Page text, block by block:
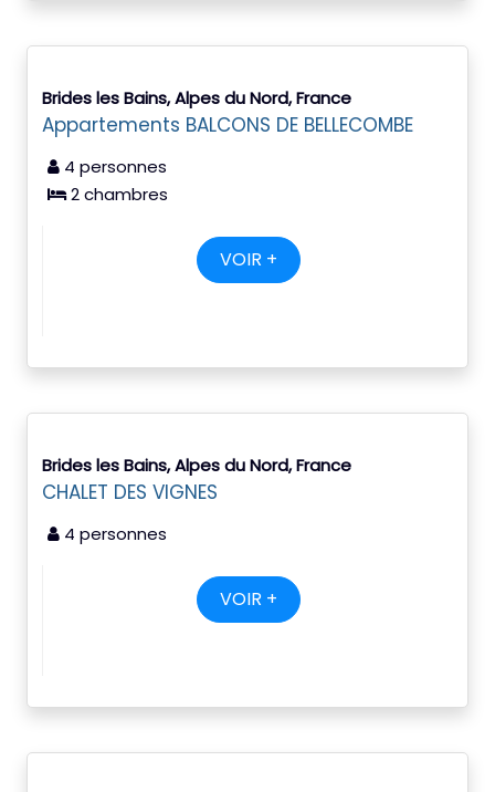
Brides les Bains, Alpes du Nord, France
Appartements BALCONS DE BELLECOMBE
4 personnes
2 chambres
VOIR +
Brides les Bains, Alpes du Nord, France
CHALET DES VIGNES
4 personnes
VOIR +